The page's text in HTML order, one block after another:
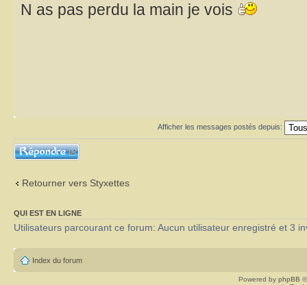
N as pas perdu la main je vois
Afficher les messages postés depuis:
Répondre
Retourner vers Styxettes
QUI EST EN LIGNE
Utilisateurs parcourant ce forum: Aucun utilisateur enregistré et 3
Index du forum
Powered by phpBB